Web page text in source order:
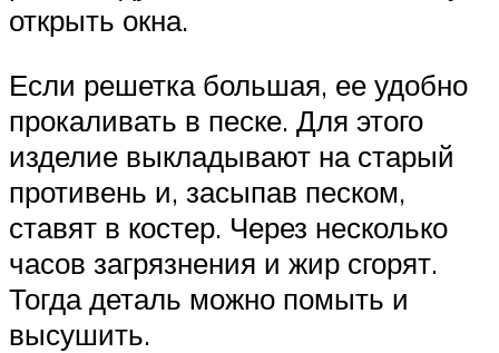
открыть окна.
Если решетка большая, ее удобно
прокаливать в песке. Для этого
изделие выкладывают на старый
противень и, засыпав песком,
ставят в костер. Через несколько
часов загрязнения и жир сгорят.
Тогда деталь можно помыть и
высушить.